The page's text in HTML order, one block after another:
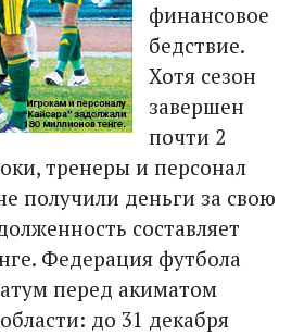
финансовое
бедствие.
Хотя сезон
завершен
почти 2
тренеры и персонал
получили деньги за свою
составляет
Федерация футбола
перед акиматом
до 31 декабря